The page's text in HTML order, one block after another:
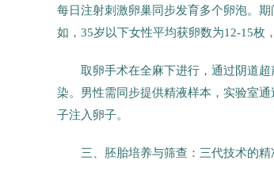
每日注射刺激卵巢同步发育多个卵泡。
如，35岁以下女性平均获卵数为12-15枚
取卵手术在全麻下进行，通过阴道
染。男性需同步提供精液样本，实验室
子注入卵子。
三、胚胎培养与筛查：三代技术的精